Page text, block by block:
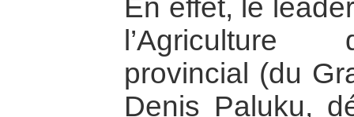
En effet, le
l’Agriculture
provincial (du
Denis Paluku,